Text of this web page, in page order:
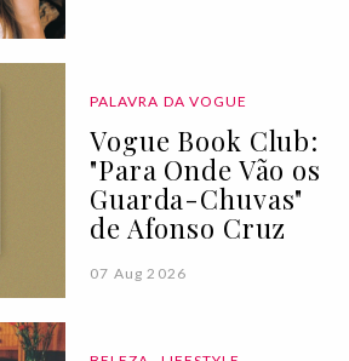
PALAVRA DA VOGUE
Vogue Book Club:
"Para Onde Vão os
Guarda-Chuvas"
de Afonso Cruz
07 Aug 2026